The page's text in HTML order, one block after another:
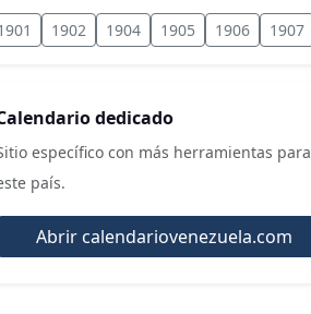
1902 1904 1905 1906 1907
dedicado
específico con más herramientas para
país.
Abrir calendariovenezuela.com